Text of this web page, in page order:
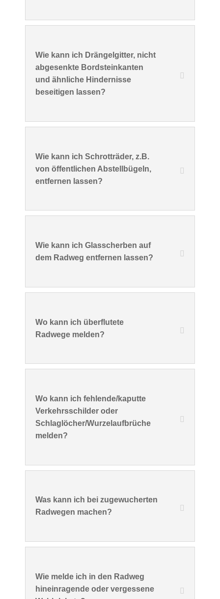
Wie kann ich Drängelgitter, nicht
abgesenkte Bordsteinkanten
und ähnliche Hindernisse
beseitigen lassen?
Wie kann ich Schrotträder, z.B.
von öffentlichen Abstellbügeln,
entfernen lassen?
Wie kann ich Glasscherben auf
dem Radweg entfernen lassen?
Wo kann ich überflutete
Radwege melden?
Wo kann ich fehlende/kaputte
Verkehrsschilder oder
Schlaglöcher/Wurzelaufbrüche
melden?
Was kann ich bei zugewucherten
Radwegen machen?
Wie melde ich in den Radweg
hineinragende oder vergessene